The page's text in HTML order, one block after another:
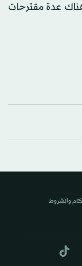
عدة مقترحات
والشروط